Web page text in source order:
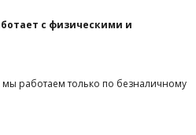
с физическими и
работаем только по безналичному